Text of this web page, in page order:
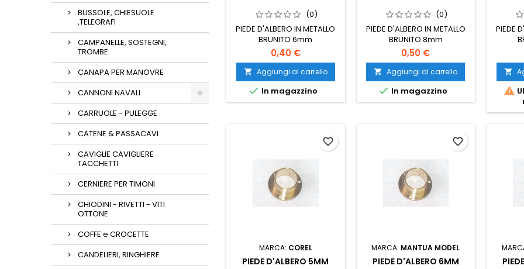
BUSSOLE, CHIESUOLE
,TELEGRAFI
CAMPANELLE, SOSTEGNI,
TROMBE
CANAPA PER MANOVRE
CANNONI NAVALI
CARRUOLE - PULEGGE
CATENE & PASSACAVI
CAVIGLIE CAVIGLIERE
TACCHETTI
CERNIERE PER TIMONI
CHIODINI - RIVETTI - VITI
OTTONE
COFFE e CROCETTE
CANDELIERI, RINGHIERE
(0)
PIEDE D'ALBERO IN METALLO
BRUNITO 6mm
0,40 €
 Aggiungi al carrello
 In magazzino
(0)
PIEDE D'ALBERO IN METALLO
BRUNITO 8mm
0,50 €
 Aggiungi al carrello
 In magazzino
PIEDE


MARCA: COREL
PIEDE D'ALBERO 5MM
favorite_border
MARCA: MANTUA MODEL
PIEDE D'ALBERO 6MM
favorite_border